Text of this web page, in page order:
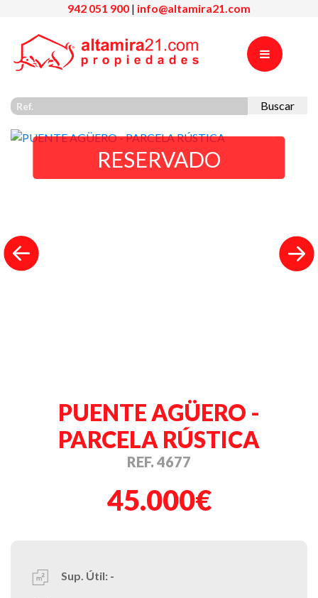
942 051 900 | info@altamira21.com
Buscar
RESERVADO
Previous
PUENTE AGÜERO -
PARCELA RÚSTICA
REF. 4677
45.000€
Sup. Útil: -